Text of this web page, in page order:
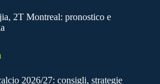
2T Montreal: pronostico e
2026/27: consigli, strategie